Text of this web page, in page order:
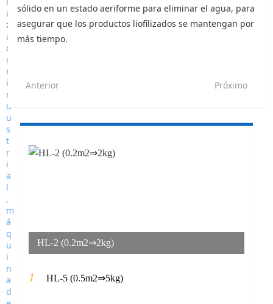
sólido en un estado aeriforme para eliminar el agua, para
asegurar que los productos liofilizados se mantengan por
más tiempo.
Anterior Próximo
HL-2 (0.2m2⇒2kg)
1 HL-5 (0.5m2⇒5kg)